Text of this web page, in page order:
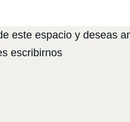
este espacio y deseas
escribirnos